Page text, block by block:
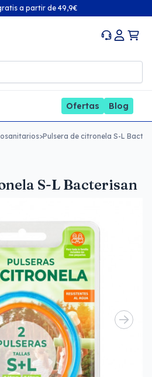
a partir de 49,9€
Ofertas Blog
>Pulsera de citronela S-L
S-L Bacterisan